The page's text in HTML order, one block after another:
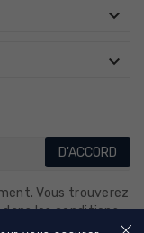


D'ACCORD
Vous trouverez
les conditions